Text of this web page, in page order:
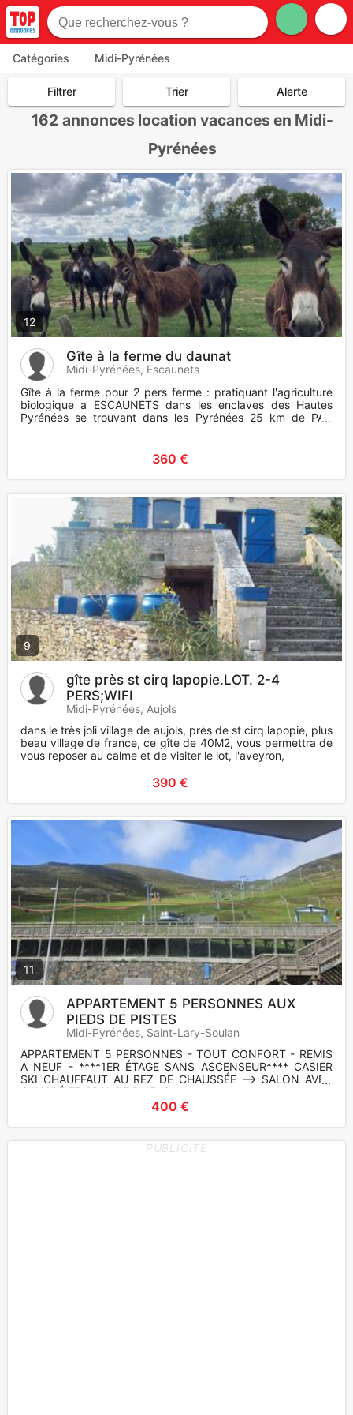
Catégories Midi-Pyrénées
Filtrer Trier Alerte
162 annonces location vacances en Midi-
Pyrénées
12
Gîte à la ferme du daunat
Midi-Pyrénées, Escaunets
Gîte à la ferme pour 2 pers ferme : pratiquant l'agriculture
biologique a ESCAUNETS dans les enclaves des Hautes
Pyrénées se trouvant dans les Pyrénées 25 km de PAU
25km de T
360 €
9
gîte près st cirq lapopie.LOT. 2-4
PERS;WIFI
Midi-Pyrénées, Aujols
dans le très joli village de aujols, près de st cirq lapopie, plus
beau village de france, ce gîte de 40M2, vous permettra de
vous reposer au calme et de visiter le lot, l'aveyron,
390 €
11
APPARTEMENT 5 PERSONNES AUX
PIEDS DE PISTES
Midi-Pyrénées, Saint-Lary-Soulan
APPARTEMENT 5 PERSONNES - TOUT CONFORT - REMIS
A NEUF - ****1ER ÉTAGE SANS ASCENSEUR**** CASIER
SKI CHAUFFAUT AU REZ DE CHAUSSÉE --> SALON AVEC
CANAPÉ ET GRANDE BAIE (3 pans
400 €
PUBLICITE